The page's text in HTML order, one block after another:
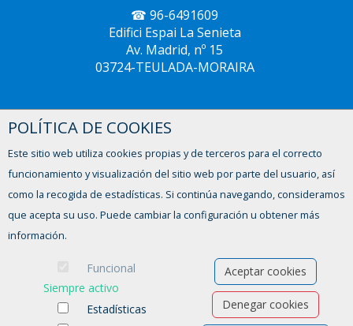
☎ 96-6491609
Edifici Espai La Senieta
Av. Madrid, nº 15
03724-TEULADA-MORAIRA
CREAMA XÀBIA
☎ 96-5793604
Avinguda del Trenc d'Alba, 2,
POLÍTICA DE COOKIES
Este sitio web utiliza cookies propias y de terceros para el correcto
funcionamiento y visualización del sitio web por parte del usuario, así
como la recogida de estadísticas. Si continúa navegando, consideramos
que acepta su uso. Puede cambiar la configuración u obtener más
información.
Funcional
Siempre activo
Estadísticas
Aceptar cookies
Denegar cookies